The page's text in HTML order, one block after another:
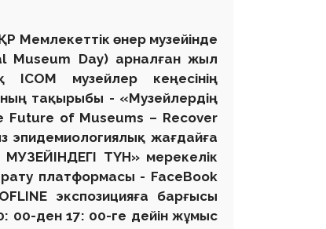
Мемлекеттік өнер музейінде
Museum Day) арналған жыл
музейлер кеңесінің
тақырыбы - «Музейлердің
Future of Museums – Recover
эпидемиологиялық жағдайға
ТҮН» мерекелік
платформасы - FaceBook
экспозицияға барғысы
00-ден 17: 00-ге дейін жұмыс